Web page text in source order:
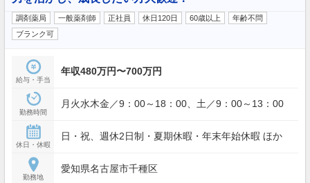
調剤薬局 一般薬剤師 正社員 休日120日 60歳以上
年齢不問
ブランク可
給与・手当
年収480万円〜700万円
勤務時間
月火水木金／9：00～18：00、土／9：00～13：00
休日・休暇
日・祝、週休2日制・夏期休暇・年末年始休暇 ほか
勤務地
愛知県名古屋市千種区